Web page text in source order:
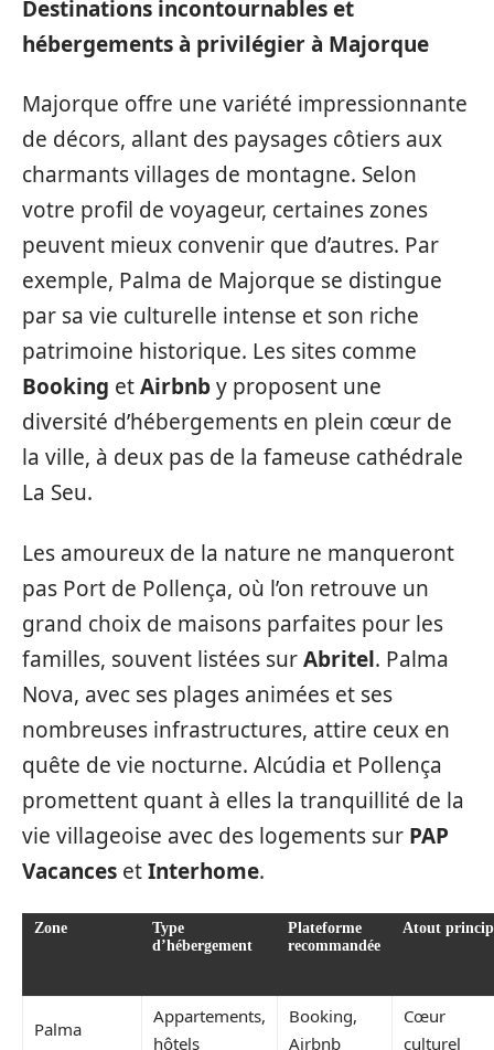
Destinations incontournables et
hébergements à privilégier à Majorque
Majorque offre une variété impressionnante
de décors, allant des paysages côtiers aux
charmants villages de montagne. Selon
votre profil de voyageur, certaines zones
peuvent mieux convenir que d’autres. Par
exemple, Palma de Majorque se distingue
par sa vie culturelle intense et son riche
patrimoine historique. Les sites comme
Booking etAirbnby proposent une
diversité d’hébergements en plein cœur de
la ville, à deux pas de la fameuse cathédrale
La Seu.
Les amoureux de la nature ne manqueront
pas Port de Pollença, où l’on retrouve un
grand choix de maisons parfaites pour les
familles, souvent listées surAbritel. Palma
Nova, avec ses plages animées et ses
nombreuses infrastructures, attire ceux en
quête de vie nocturne. Alcúdia et Pollença
promettent quant à elles la tranquillité de la
vie villageoise avec des logements sur PAP
Vacances etInterhome.
Zone
Type
d’hébergement
Plateforme
recommandée
Atout
Palma
Appartements,
hôtels
Booking,
Airbnb
Cœur
culturel